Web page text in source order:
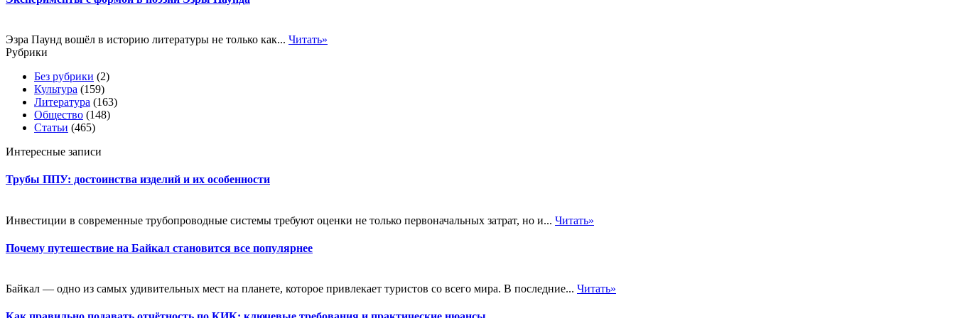
Эзра Паунд вошёл в историю литературы не только как... Читать»
Рубрики
Без рубрики (2)
Культура (159)
Литература (163)
Общество (148)
Статьи (465)
Интересные записи
Трубы ППУ: достоинства изделий и их особенности
Инвестиции в современные трубопроводные системы требуют оценки не только первоначальных затрат, но и... Читать»
Почему путешествие на Байкал становится все популярнее
Байкал — одно из самых удивительных мест на планете, которое привлекает туристов со всего мира. В последние... Читать»